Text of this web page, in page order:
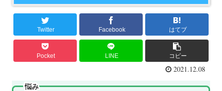
Twitter Facebook はてブ
Pocket LINE コピー
2021.12.08
悩み